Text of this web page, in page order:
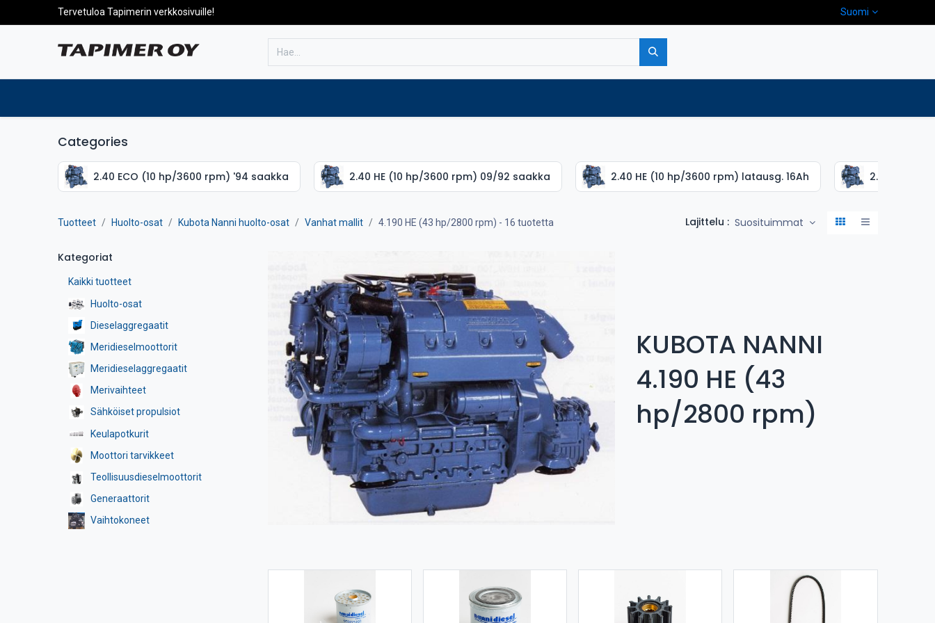
Tervetuloa Tapimerin verkkosivuille! Suomi
Categories
2.40 ECO (10 hp/3600 rpm) '94 saakka 2.40 HE (10 hp/3600 rpm) 09/92 saakka 2.40 HE (10 hp/3600 rpm) latausg. 16Ah 2.40 HE (10
Tuotteet Huolto-osat Kubota Nanni huolto-osat Vanhat mallit 4.190 HE (43 hp/2800 rpm) - 16 tuotetta Lajittelu : Suosituimmat
Kategoriat
Kaikki tuotteet
Huolto-osat
Dieselaggregaatit
Meridieselmoottorit
Meridieselaggregaatit
Merivaihteet
Sähköiset propulsiot
Keulapotkurit
Moottori tarvikkeet
Teollisuusdieselmoottorit
Generaattorit
Vaihtokoneet
KUBOTA NANNI
4.190 HE (43
hp/2800 rpm)